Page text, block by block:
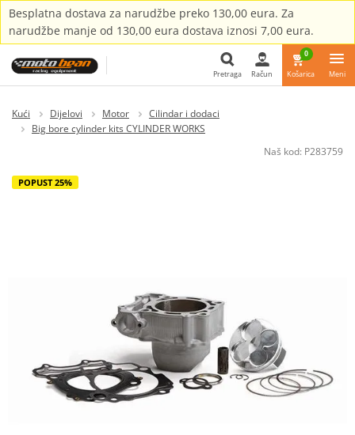
Besplatna dostava za narudžbe preko 130,00 eura. Za
narudžbe manje od 130,00 eura dostava iznosi 7,00 eura.
Pretraga Račun
0
Košarica Meni
Kući Dijelovi Motor
Cilindar i dodaci
Big bore cylinder kits CYLINDER WORKS
Naš kod: P283759
POPUST 25%